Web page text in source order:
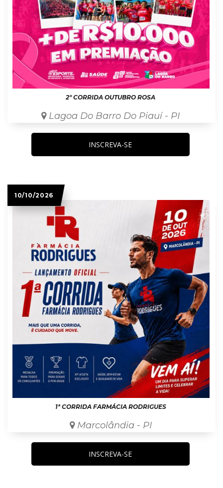
2º CORRIDA OUTUBRO ROSA
Lagoa Do Barro Do Piauí - PI
INSCREVA-SE
10/10/2026
1ª CORRIDA FARMÁCIA RODRIGUES
Marcolândia - PI
INSCREVA-SE